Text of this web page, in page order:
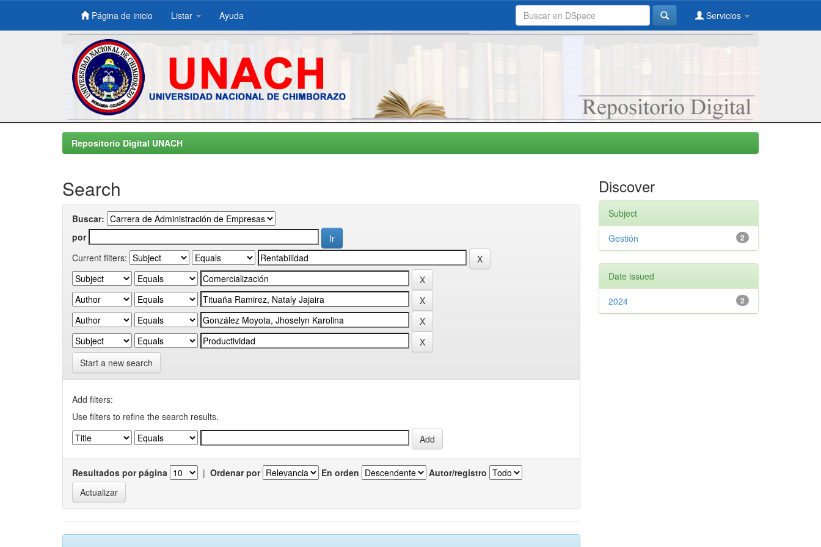
Skip
Página de inicio Listar Ayuda Servicios
Repositorio Digital UNACH
Search
Buscar:
por
Current filters:
Start a new search
Add filters:
Use filters to refine the search results.
Resultados por página | Ordenar por En orden Autor/registro
Discover
Subject
2
Gestión
Date issued
2
2024